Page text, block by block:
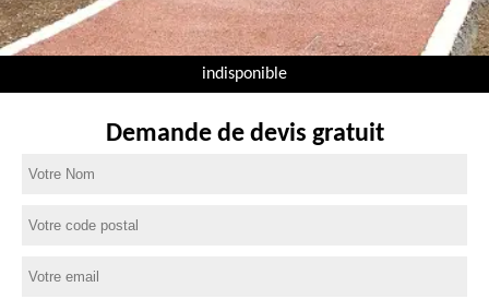
indisponible
Demande de devis gratuit